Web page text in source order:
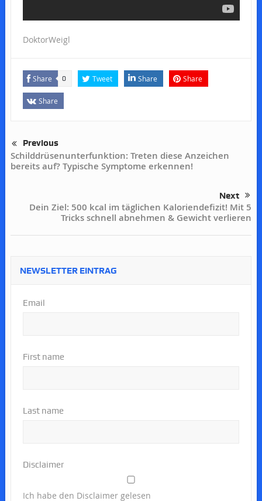
DoktorWeigl
Share 0 Tweet Share Share
Share
Previous
Schilddrüsenunterfunktion: Treten diese Anzeichen
bereits auf? Typische Symptome erkennen!
Next
Dein Ziel: 500 kcal im täglichen Kaloriendefizit! Mit 5
Tricks schnell abnehmen & Gewicht verlieren
NEWSLETTER EINTRAG
Email
First name
Last name
Disclaimer
Ich habe den Disclaimer gelesen